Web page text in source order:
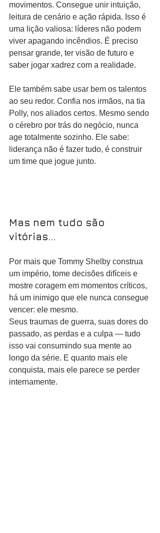
movimentos. Consegue unir intuição,
leitura de cenário e ação rápida. Isso é
uma lição valiosa: líderes não podem
viver apagando incêndios. É preciso
pensar grande, ter visão de futuro e
saber jogar xadrez com a realidade.
Ele também sabe usar bem os talentos
ao seu redor. Confia nos irmãos, na tia
Polly, nos aliados certos. Mesmo sendo
o cérebro por trás do negócio, nunca
age totalmente sozinho. Ele sabe:
liderança não é fazer tudo, é construir
um time que jogue junto.
Mas nem tudo são
vitórias…
Por mais que Tommy Shelby construa
um império, tome decisões difíceis e
mostre coragem em momentos críticos,
há um inimigo que ele nunca consegue
vencer: ele mesmo.
Seus traumas de guerra, suas dores do
passado, as perdas e a culpa — tudo
isso vai consumindo sua mente ao
longo da série. E quanto mais ele
conquista, mais ele parece se perder
internamente.